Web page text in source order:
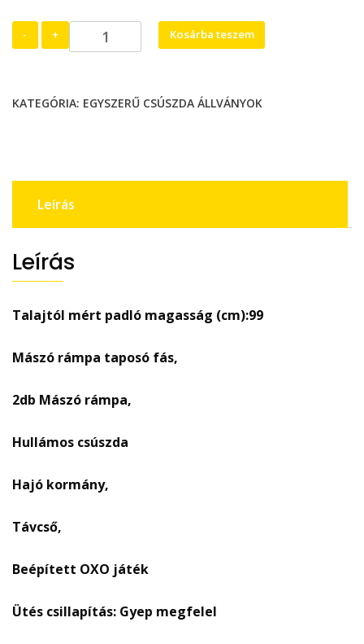
-
Nagy
mozdony
mennyiség
+ Kosárba teszem
KATEGÓRIA: EGYSZERŰ CSÚSZDA ÁLLVÁNYOK
Leírás
Leírás
Talajtól mért padló magasság (cm):99
Mászó rámpa taposó fás,
2db Mászó rámpa,
Hullámos csúszda
Hajó kormány,
Távcső,
Beépített OXO játék
Ütés csillapítás: Gyep megfelel